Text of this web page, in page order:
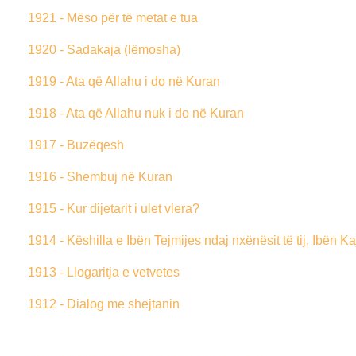
1921 - Mëso për të metat e tua
1920 - Sadakaja (lëmosha)
1919 - Ata që Allahu i do në Kuran
1918 - Ata që Allahu nuk i do në Kuran
1917 - Buzëqesh
1916 - Shembuj në Kuran
1915 - Kur dijetarit i ulet vlera?
1914 - Këshilla e Ibën Tejmijes ndaj nxënësit të tij, Ibën
1913 - Llogaritja e vetvetes
1912 - Dialog me shejtanin